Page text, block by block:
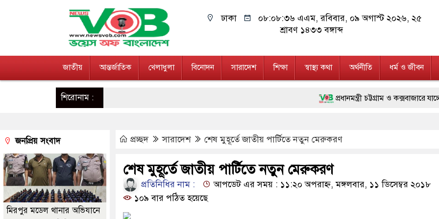
ঢাকা ০৮:০৮:৩৭ এএম, রবিবার, ০৯ অগাস্ট ২০২৬, ২৫
শ্রাবণ ১৪৩৩ বঙ্গাব্দ
জাতীয় আন্তর্জাতিক খেলাধুলা বিনোদন সারাদেশ শিক্ষা স্বাস্থ্য কথা অর্থনীতি ধর্ম ও জীবন
শিরোনাম : প্রধানমন্ত্রী চট্টগ্রাম ও কক্সবাজারে যাচ্ছেন কাল
ফ্যাসিবাদবিরোধী আন্দোলনে হত্যাকাণ্ডের বিচার হবে
মাননীয় প্রধানমন্ত্রী, মন্ত্রীবর্গ ও সরকারের
জনগণ পরিবর্তন চেয়েছে বলেই জুলাই আন্দোলন
২৮ লাখ টাকার জাল নোটসহ দুইজনকে গ্রেফতার
প্রচ্ছদ সারাদেশ শেষ মুহূর্তে জাতীয় পার্টিতে নতুন মেরুকরণ
শেষ মুহূর্তে জাতীয় পার্টিতে নতুন মেরুকরণ
প্রতিনিধির নাম :
আপডেট এর সময় : ১১:২০ অপরাহ্ন, মঙ্গলবার, ১১ ডিসেম্বর ২০১৮
১০৯ বার পঠিত হয়েছে
জনপ্রিয় সংবাদ
মিরপুর মডেল থানার অভিযানে